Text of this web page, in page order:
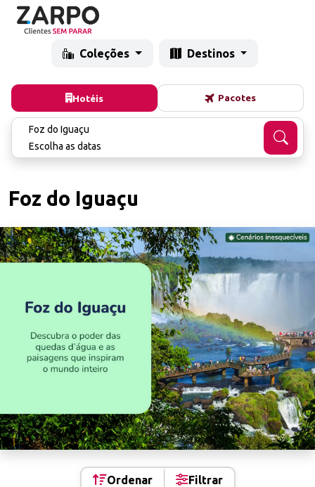
Coleções Destinos
Hotéis Pacotes
Foz do Iguaçu
Escolha as datas
Foz do Iguaçu
Ordenar Filtrar